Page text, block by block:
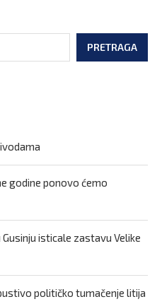
PRETRAGA
godine ponovo ćemo
isticale zastavu Velike
političko tumačenje litija